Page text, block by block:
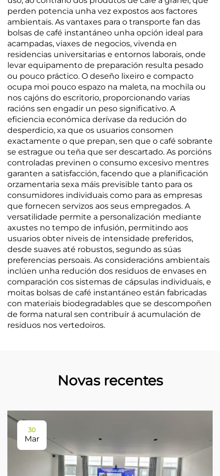
perden potencia unha vez expostos aos factores
ambientais. As vantaxes para o transporte fan das
bolsas de café instantáneo unha opción ideal para
acampadas, viaxes de negocios, vivenda en
residencias universitarias e entornos laborais, onde
levar equipamento de preparación resulta pesado
ou pouco práctico. O deseño lixeiro e compacto
ocupa moi pouco espazo na maleta, na mochila ou
nos cajóns do escritorio, proporcionando varias
racións sen engadir un peso significativo. A
eficiencia económica derívase da redución do
desperdicio, xa que os usuarios consomen
exactamente o que prepan, sen que o café sobrante
se estrague ou teña que ser descartado. As porcións
controladas previnen o consumo excesivo mentres
garanten a satisfacción, facendo que a planificación
orzamentaria sexa máis previsible tanto para os
consumidores individuais como para as empresas
que fornecen servizos aos seus empregados. A
versatilidade permite a personalización mediante
axustes no tempo de infusión, permitindo aos
usuarios obter niveis de intensidade preferidos,
desde suaves até robustos, segundo as súas
preferencias persoais. As consideracións ambientais
inclúen unha redución dos residuos de envases en
comparación cos sistemas de cápsulas individuais, e
moitas bolsas de café instantáneo están fabricadas
con materiais biodegradables que se descompoñen
de forma natural sen contribuír á acumulación de
residuos nos vertedoiros.
Novas recentes
30
Mar